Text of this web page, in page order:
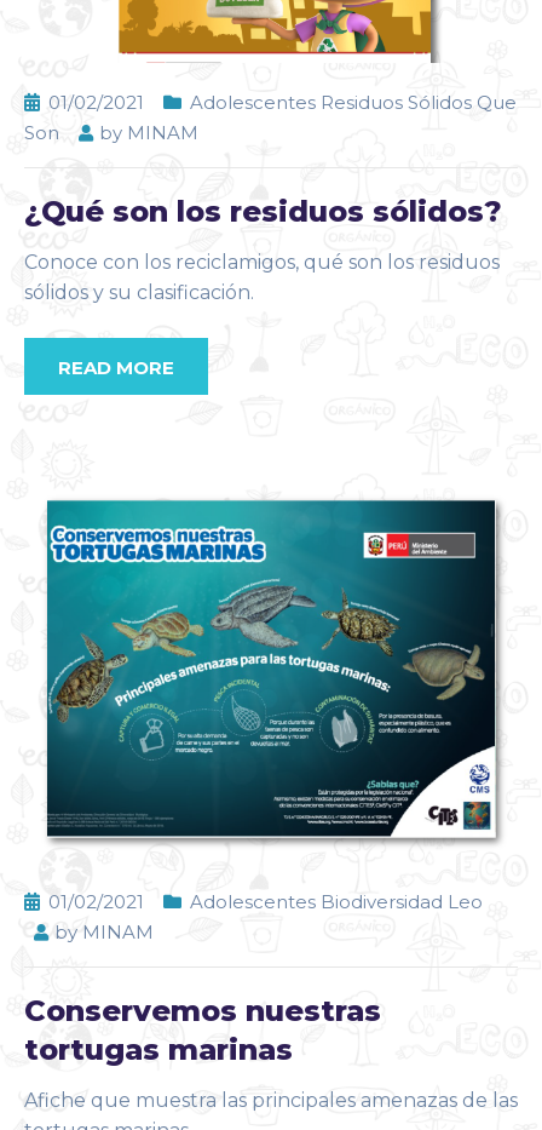
01/02/2021
Adolescentes Residuos Sólidos Que
Son
by MINAM
¿Qué son los residuos sólidos?
Conoce con los reciclamigos, qué son los residuos
sólidos y su clasificación.
READ MORE
01/02/2021
Adolescentes Biodiversidad Leo
by MINAM
Conservemos nuestras
tortugas marinas
Afiche que muestra las principales amenazas de las